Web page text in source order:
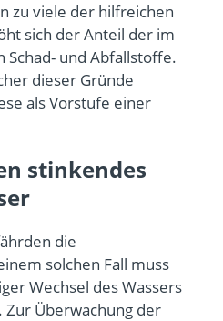
zu viele der hilfreichen
sich der Anteil der im
und Abfallstoffe.
dieser Gründe
als Vorstufe einer
stinkendes
die
solchen Fall muss
Wechsel des Wassers
Überwachung der